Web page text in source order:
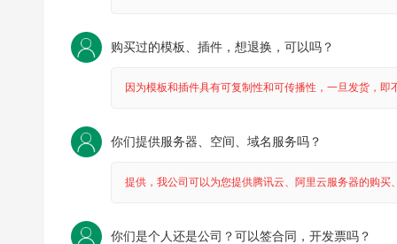
购买过的模板、插件，想退换，可以吗？
因为模板和插件具有可复制性和可传播性，一旦发货，
你们提供服务器、空间、域名服务吗？
提供，我公司可以为您提供腾讯云、阿里云服务器的购
你们是个人还是公司？可以签合同，开发票吗？